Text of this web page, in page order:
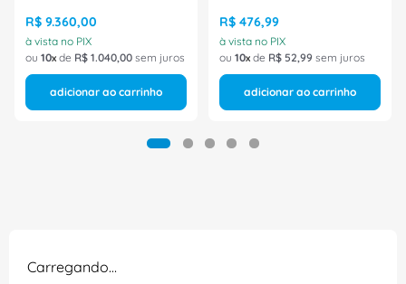
R$ 9.360,00
à vista no PIX
ou 10 de R$ 1.040,00 sem juros
adicionar ao carrinho
Rittal
R$ 476,99
à vista no PIX
ou 10 de R$ 52,99 sem juros
adicionar ao carrinho
Carregando…